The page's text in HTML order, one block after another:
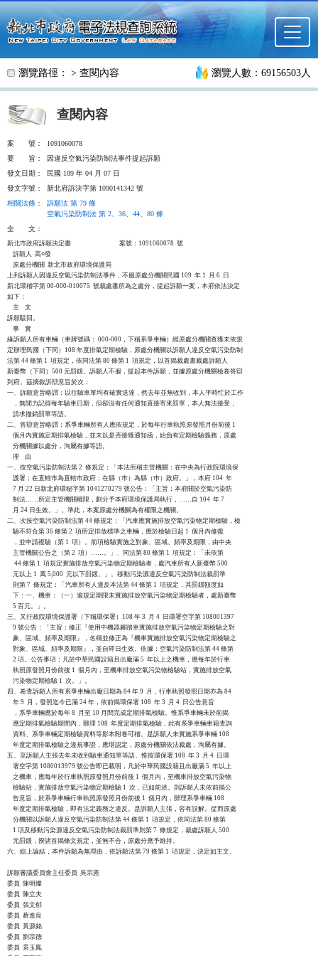
跳至主要內容
瀏覽路徑： > 查閱內容 瀏覽人數：69156503人
查閱內容
案 號：
1091060078
要
旨：
因違反空氣污染防制法事件提起訴願
發文日期：
民國 109 年 04 月 07 日
發文字號：
新北府訴決字第 1090141342 號
相關法條 ：
訴願法 第 79 條
空氣污染防制法 第 2、36、44、80 條
全
文：
新北市政府訴願決定書                                  案號：1091060078  號
    訴願人  高○發
    原處分機關  新北市政府環境保護局
上列訴願人因違反空氣污染防制法事件，不服原處分機關民國 109  年 1  月 6  日
新北環稽字第 00-000-010075  號裁處書所為之處分，提起訴願一案，本府依法決定
如下：
    主    文
訴願駁回。
    事    實
緣訴願人所有車輛（車牌號碼： 000-000，下稱系爭車輛）經原處分機關查獲未依規
定辦理民國（下同）108 年度排氣定期檢驗，原處分機關以訴願人違反空氣污染防制
法第 44 條第 1  項規定，依同法第 80 條第 1  項規定，以首揭裁處書裁處訴願人
新臺幣（下同）500 元罰鍰。訴願人不服，提起本件訴願，並據原處分機關檢卷答辯
到府。茲摘敘訴辯意旨於次：
一、訴願意旨略謂：以往驗車單均有確實送達，然去年並無收到，本人平時忙於工作
    ，無閒力記得每年驗車日期，但卻沒有任何通知直接寄來罰單，本人無法接受，
    請求撤銷罰單等語。
二、答辯意旨略謂：系爭車輛所有人應依規定，於每年行車執照原發照月份前後 1
    個月內實施定期排氣檢驗，並未以是否接獲通知函，始負有定期檢驗義務，原處
    分機關據以處分，洵屬有據等語。
    理    由
一、按空氣污染防制法第 2  條規定：「本法所稱主管機關：在中央為行政院環境保
    護署；在直轄市為直轄市政府；在縣（市）為縣（巿）政府。」，本府 104  年
    7 月 22 日新北府環秘字第 1041270279 號公告：「主旨：本府關於空氣污染防
    制法……所定主管機關權限，劃分予本府環境保護局執行，……自 104  年 7
    月 24 日生效。」。準此，本案原處分機關為有權限之機關。
二、次按空氣污染防制法第 44 條規定：「汽車應實施排放空氣污染物定期檢驗，檢
    驗不符合第 36 條第 2  項所定排放標準之車輛，應於檢驗日起 1  個月內修復
    ，並申請複驗（第 1  項）。前項檢驗實施之對象、區域、頻率及期限，由中央
    主管機關公告之（第 2  項）……。」、同法第 80 條第 1  項規定：「未依第
     44 條第 1  項規定實施排放空氣污染物定期檢驗者，處汽車所有人新臺幣 500
    元以上 1  萬 5,000  元以下罰鍰。」。移動污染源違反空氣污染防制法裁罰準
    則第 7  條規定：「汽車所有人違反本法第 44 條第 1  項規定，其罰鍰額度如
    下：一、機車：（一）逾規定期限未實施排放空氣污染物定期檢驗者，處新臺幣
    5 百元。」。
三、又行政院環境保護署（下稱環保署）108 年 3  月 4  日環署空字第 108001397
    9 號公告：「主旨：修正『使用中機器腳踏車實施排放空氣污染物定期檢驗之對
    象、區域、頻率及期限』，名稱並修正為『機車實施排放空氣污染物定期檢驗之
    對象、區域、頻率及期限』，並自即日生效。依據：空氣污染防制法第 44 條第
    2 項。公告事項：凡於中華民國設籍且出廠滿 5  年以上之機車，應每年於行車
    執照原發照月份前後 1  個月內，至機車排放空氣污染物檢驗站，實施排放空氣
    污染物定期檢驗 1  次。」。
四、卷查訴願人所有系爭車輛出廠日期為 84 年 9  月，行車執照發照日期亦為 84
    年 9  月，發照迄今已滿 24 年，依前揭環保署 108  年 3  月 4  日公告意旨
    ，系爭車輛應於每年 8  月至 10 月間完成定期排氣檢驗。惟系爭車輛未於前揭
    應定期排氣檢驗期間內，辦理 108  年度定期排氣檢驗，此有系爭車輛車籍查詢
    資料、系爭車輛定期檢驗資料等影本附卷可稽。是訴願人未實施系爭車輛 108
    年度定期排氣檢驗之違規事證，應堪認定，原處分機關依法裁處，洵屬有據。
五、至訴願人主張去年未收到驗車通知單等語。惟按環保署 108  年 3  月 4  日環
    署空字第 1080013979 號公告即已載明，凡於中華民國設籍且出廠滿 5  年以上
    之機車，應每年於行車執照原發照月份前後 1  個月內，至機車排放空氣污染物
    檢驗站，實施排放空氣污染物定期檢驗 1  次，已如前述。則訴願人未依前揭公
    告意旨，於系爭車輛行車執照原發照月份前後 1  個月內，辦理系爭車輛 108
    年度定期排氣檢驗，即有法定義務之違反。是訴願人主張，容有誤解。從而原處
    分機關以訴願人違反空氣污染防制法第 44 條第 1  項規定，依同法第 80 條第
    1 項及移動污染源違反空氣污染防制法裁罰準則第 7  條規定，裁處訴願人 500
    元罰鍰，揆諸首揭條文規定，並無不合，原處分應予維持。
六、綜上論結，本件訴願為無理由，依訴願法第 79 條第 1  項規定，決定如主文。
訴願審議委員會主任委員  吳宗憲
委員  陳明燦
委員  陳立夫
委員  張文郁
委員  蔡進良
委員  黃源銘
委員  劉宗德
委員  景玉鳳